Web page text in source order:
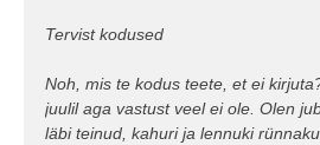
Tervist kodused
Noh, mis te kodus teete, et ei
juulil aga vastust veel ei ole. Olen
läbi teinud, kahuri ja lennuki